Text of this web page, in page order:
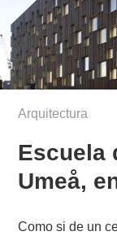
Arquitectura
Escuela
Umeå,
Como si de un